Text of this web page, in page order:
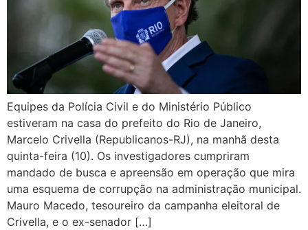
Equipes da Polícia Civil e do Ministério Público
estiveram na casa do prefeito do Rio de Janeiro,
Marcelo Crivella (Republicanos-RJ), na manhã desta
quinta-feira (10). Os investigadores cumpriram
mandado de busca e apreensão em operação que mira
uma esquema de corrupção na administração municipal.
Mauro Macedo, tesoureiro da campanha eleitoral de
Crivella, e o ex-senador […]